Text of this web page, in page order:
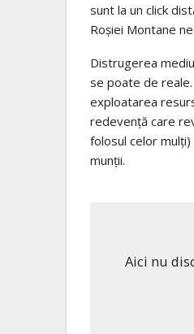
sunt la un click
Roşiei Montane
Distrugerea
se poate de
exploatarea
redevenţă care
folosul celor
munţii.
Aici nu